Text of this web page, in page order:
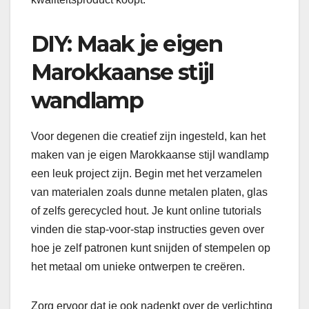
DIY: Maak je eigen
Marokkaanse stijl
wandlamp
Voor degenen die creatief zijn ingesteld, kan het
maken van je eigen Marokkaanse stijl wandlamp
een leuk project zijn. Begin met het verzamelen
van materialen zoals dunne metalen platen, glas
of zelfs gerecycled hout. Je kunt online tutorials
vinden die stap-voor-stap instructies geven over
hoe je zelf patronen kunt snijden of stempelen op
het metaal om unieke ontwerpen te creëren.
Zorg ervoor dat je ook nadenkt over de verlichting